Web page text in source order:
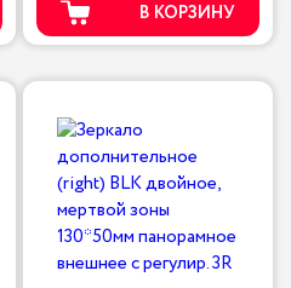
В КОРЗИНУ